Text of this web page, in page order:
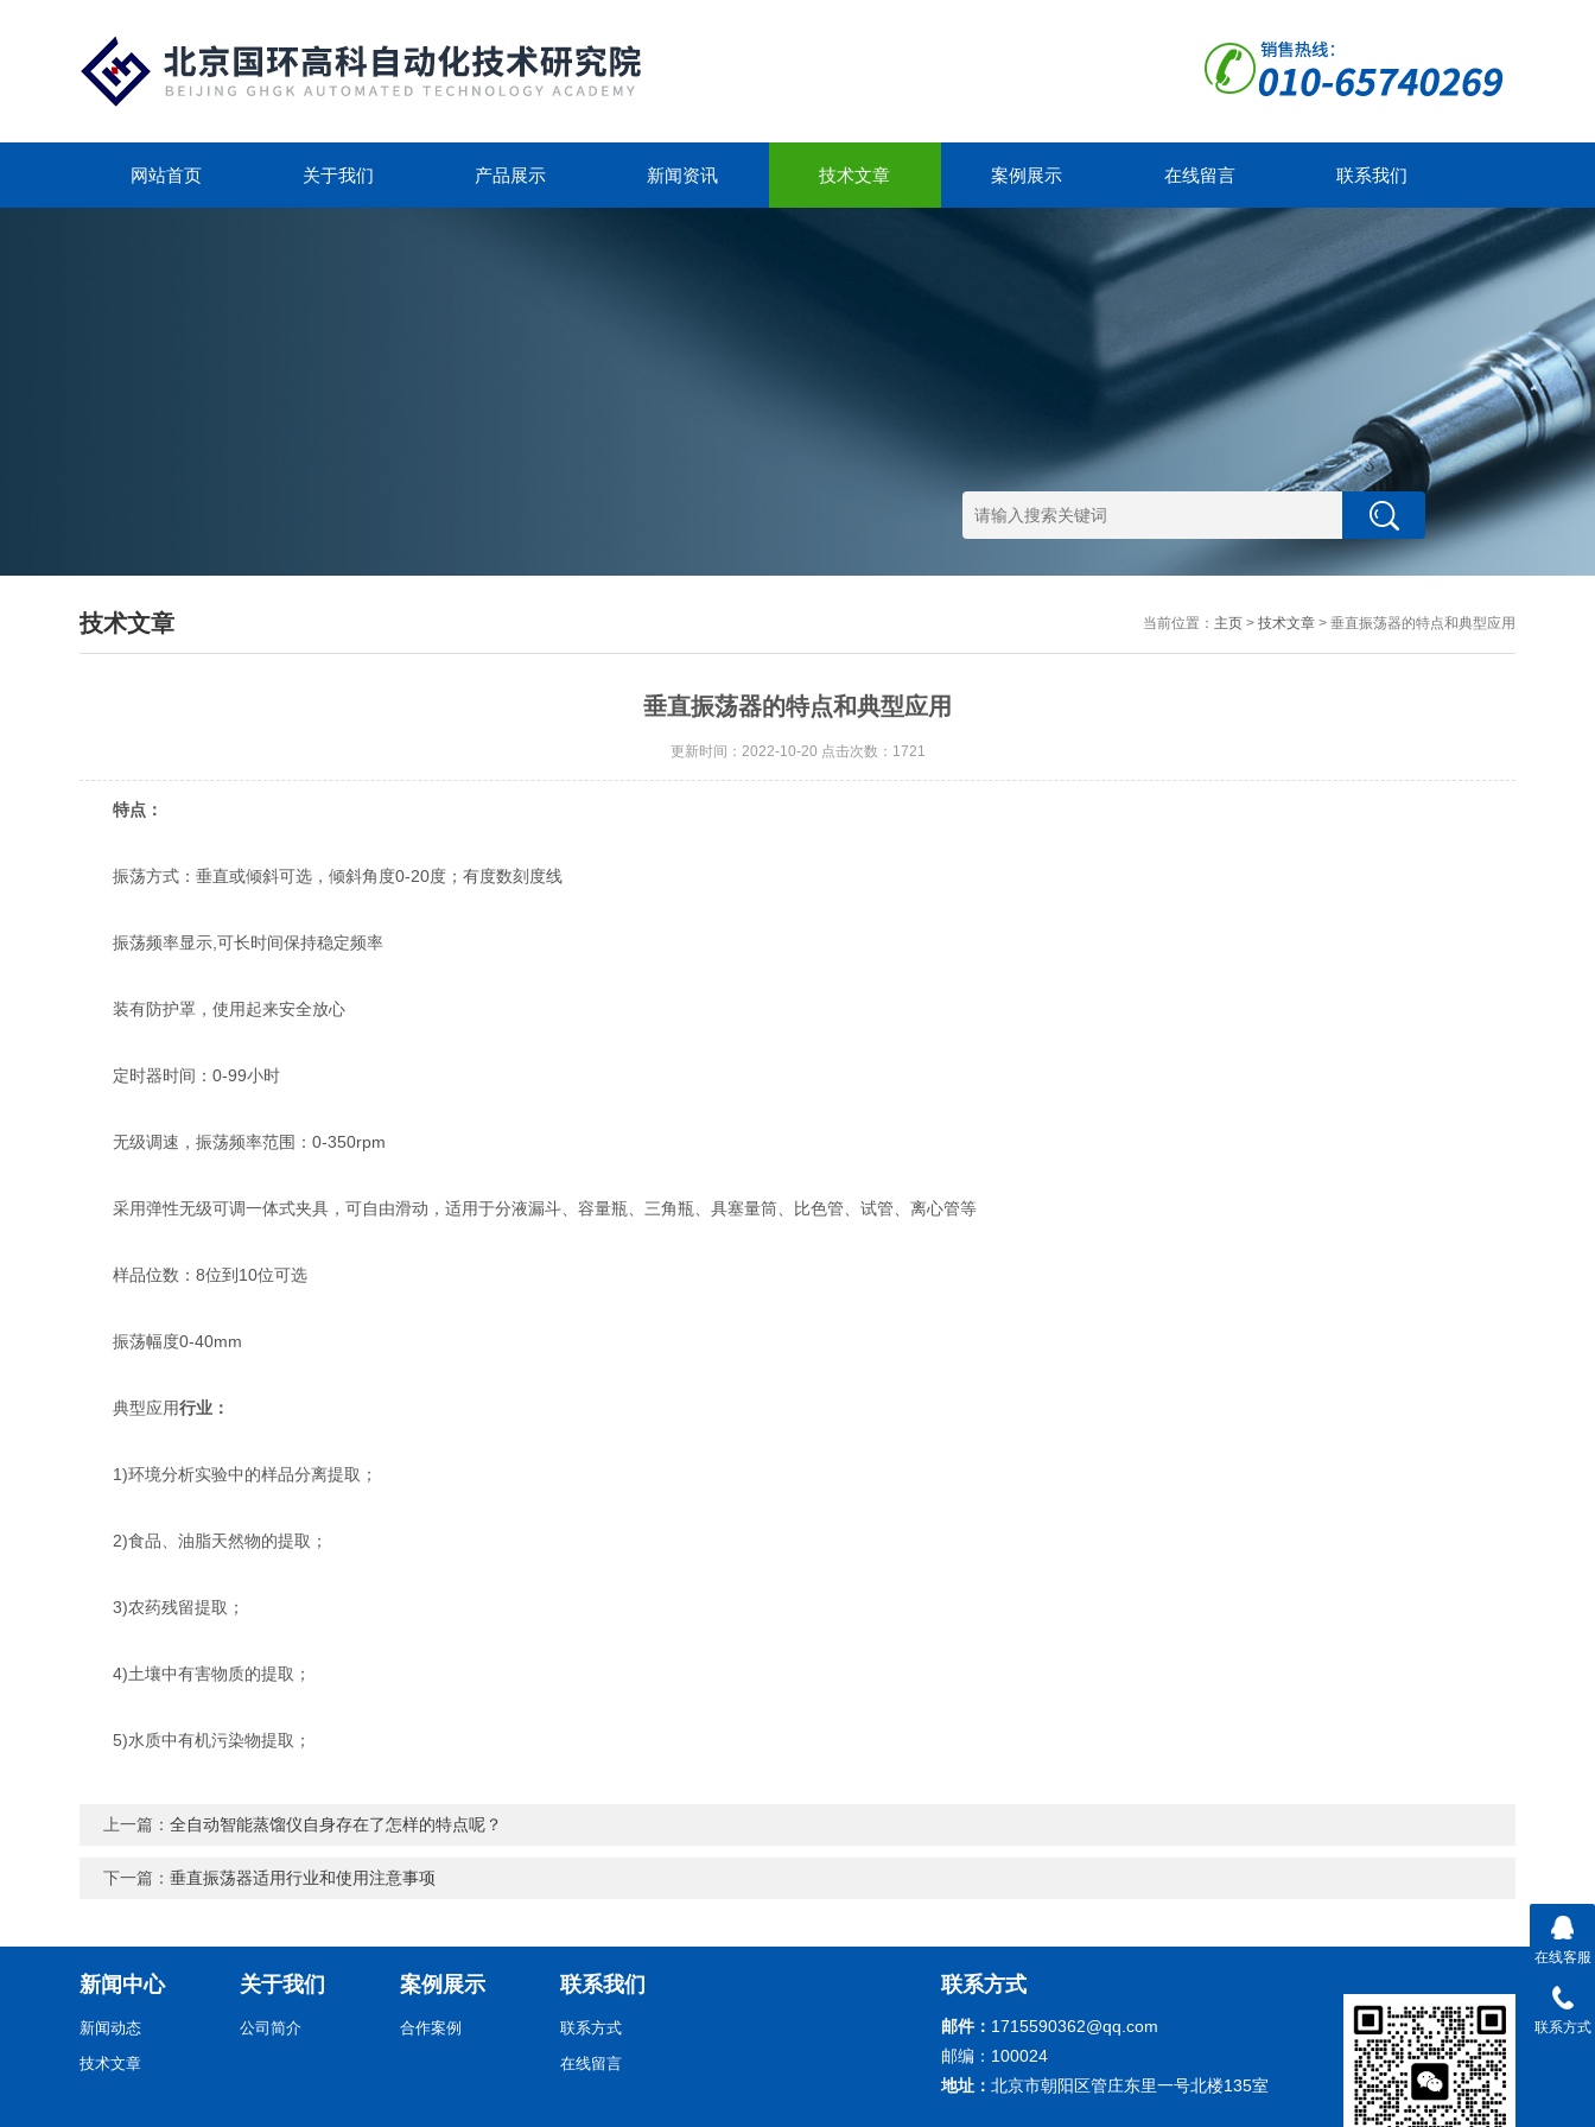
网站首页 关于我们 产品展示 新闻资讯 技术文章 案例展示 在线留言 联系我们
技术文章 当前位置： 主页> 技术文章> 垂直振荡器的特点和典型应用
垂直振荡器的特点和典型应用
更新时间：2022-10-20 点击次数：1721
特点：
振荡方式：垂直或倾斜可选，倾斜角度0-20度；有度数刻度线
振荡频率显示,可长时间保持稳定频率
装有防护罩，使用起来安全放心
定时器时间：0-99小时
无级调速，振荡频率范围：0-350rpm
采用弹性无级可调一体式夹具，可自由滑动，适用于分液漏斗、容量瓶、三角瓶、具塞量筒、比色管、试管、离心管等
样品位数：8位到10位可选
振荡幅度0-40mm
典型应用行业：
1)环境分析实验中的样品分离提取；
2)食品、油脂天然物的提取；
3)农药残留提取；
4)土壤中有害物质的提取；
5)水质中有机污染物提取；
上一篇：全自动智能蒸馏仪自身存在了怎样的特点呢？
下一篇：垂直振荡器适用行业和使用注意事项
新闻中心
新闻动态
技术文章
关于我们
公司简介
案例展示
合作案例
联系我们
联系方式
在线留言
联系方式
邮件： 1715590362@qq.com
邮编：100024
地址： 北京市朝阳区管庄东里一号北楼135室
在线客服
联系方式